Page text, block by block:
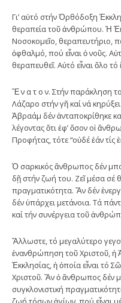
Γι’ αὐτό στήν Ὀρθόδοξη
θεραπεία τοῦ ἀνθρώπου. Ἡ
Νοσοκομεῖο, θεραπευτήριο,
ὀφθαλμό, πού εἶναι ὁ νοῦς.
θεραπευθεῖ. Αὐτό εἶναι ὅλο
Ἔ ν α τ ο ν. Στήν παράκληση
Λάζαρο στήν γῆ καί νά
Ἀβραάμ δέν ἀνταποκρίθηκε
λέγοντας ὅτι ἐφ’ ὅσον οἱ
Προφήτας, τότε “οὐδέ ἐάν τίς
Ὁ σαρκικός ἄνθρωπος δέν
δῇ στήν ζωή του. Ζεῖ μέσα σέ
πραγματικότητα. Ἄν δέν
δέν ὑπάρχει μετάνοια. Τά
καί τήν συνέργεια τοῦ
Ἄλλωστε, τό μεγαλύτερο
ἐνανθρώπηση τοῦ Χριστοῦ, ἡ
Ἐκκλησίας, ἡ ὁποία εἶναι τό
Χριστοῦ. Ἄν ὁ ἄνθρωπος δέν
συγκλονιστική